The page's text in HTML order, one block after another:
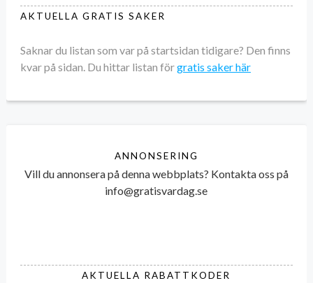
AKTUELLA GRATIS SAKER
Saknar du listan som var på startsidan tidigare? Den finns
kvar på sidan. Du hittar listan förgratis saker här
ANNONSERING
Vill du annonsera på denna webbplats? Kontakta oss på
info@gratisvardag.se
AKTUELLA RABATTKODER